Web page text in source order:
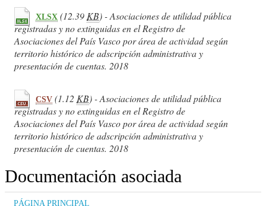
XLSX (12.39 KB) - Asociaciones de utilidad pública
registradas y no extinguidas en el Registro de
Asociaciones del País Vasco por área de actividad según
territorio histórico de adscripción administrativa y
presentación de cuentas. 2018
CSV (1.12 KB) - Asociaciones de utilidad pública
registradas y no extinguidas en el Registro de
Asociaciones del País Vasco por área de actividad según
territorio histórico de adscripción administrativa y
presentación de cuentas. 2018
Documentación asociada
PÁGINA PRINCIPAL